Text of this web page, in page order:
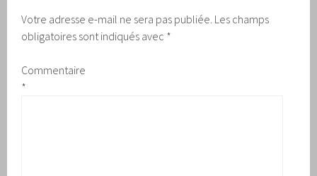
Votre adresse e-mail ne sera pas publiée. Les champs
obligatoires sont indiqués avec *
Commentaire
*